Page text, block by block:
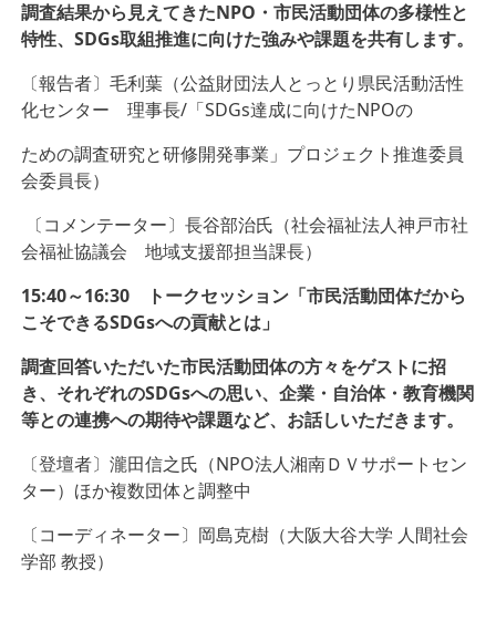
調査結果から見えてきたNPO・市民活動団体の多様性と
特性、SDGs取組推進に向けた強みや課題を共有します。
〔報告者〕毛利葉（公益財団法人とっとり県民活動活性
化センター 理事長/「SDGs達成に向けたNPOの
ための調査研究と研修開発事業」プロジェクト推進委員
会委員長）
〔コメンテーター〕長谷部治氏（社会福祉法人神戸市社
会福祉協議会 地域支援部担当課長）
15:40～16:30 トークセッション「市民活動団体だから
こそできるSDGsへの貢献とは」
調査回答いただいた市民活動団体の方々をゲストに招
き、それぞれのSDGsへの思い、企業・自治体・教育機関
等との連携への期待や課題など、お話しいただきます。
〔登壇者〕瀧田信之氏（NPO法人湘南ＤＶサポートセン
ター）ほか複数団体と調整中
〔コーディネーター〕岡島克樹（大阪大谷大学 人間社会
学部 教授）